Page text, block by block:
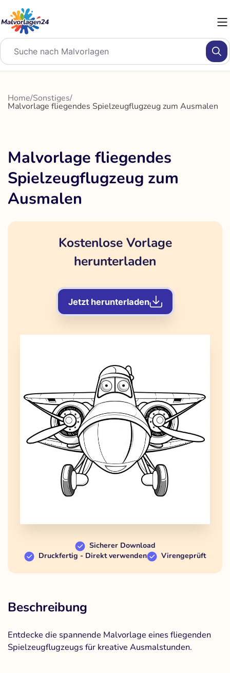
Inhalt
springen
Home/Sonstiges/
Malvorlage fliegendes Spielzeugflugzeug zum Ausmalen
Malvorlage fliegendes
Spielzeugflugzeug zum
Ausmalen
Kostenlose Vorlage
herunterladen
Jetzt herunterladen
Sicherer Download
Druckfertig - Direkt verwenden
Virengeprüft
Beschreibung
Entdecke die spannende Malvorlage eines fliegenden
Spielzeugflugzeugs für kreative Ausmalstunden.